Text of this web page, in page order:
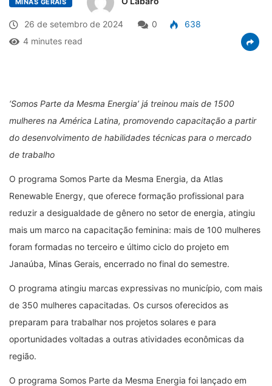
MINAS GERAIS
26 de setembro de 2024 0
638
4 minutes read
‘Somos Parte da Mesma Energia’ já treinou mais de 1500
mulheres na América Latina, promovendo capacitação a partir
do desenvolvimento de habilidades técnicas para o mercado
de trabalho
O programa Somos Parte da Mesma Energia, da Atlas
Renewable Energy, que oferece formação profissional para
reduzir a desigualdade de gênero no setor de energia, atingiu
mais um marco na capacitação feminina: mais de 100 mulheres
foram formadas no terceiro e último ciclo do projeto em
Janaúba, Minas Gerais, encerrado no final do semestre.
O programa atingiu marcas expressivas no município, com mais
de 350 mulheres capacitadas. Os cursos oferecidos as
preparam para trabalhar nos projetos solares e para
oportunidades voltadas a outras atividades econômicas da
região.
O programa Somos Parte da Mesma Energia foi lançado em